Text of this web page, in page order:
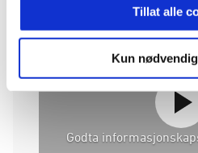
Tillat alle
Kun
Godta